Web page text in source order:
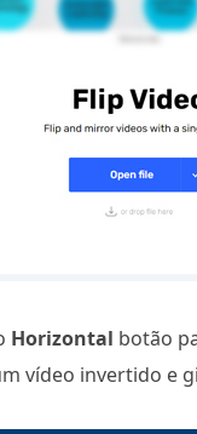
Horizontal botão
vídeo invertido e